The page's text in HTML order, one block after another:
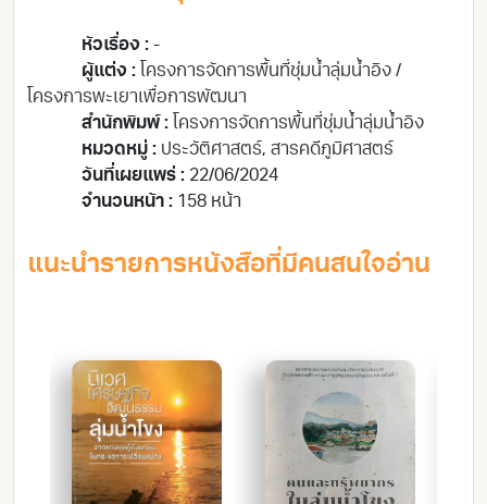
หัวเรื่อง : -
ผู้แต่ง : โครงการจัดการพื้นที่ชุ่มน้ำลุ่มน้ำอิง /
โครงการพะเยาเพื่อการพัฒนา
สำนักพิมพ์ : โครงการจัดการพื้นที่ชุ่มน้ำลุ่มน้ำอิง
หมวดหมู่ : ประวัติศาสตร์, สารคดีภูมิศาสตร์
วันที่เผยแพร่ : 22/06/2024
จำนวนหน้า : 158 หน้า
แนะนำรายการหนังสือที่มีคนสนใจอ่าน